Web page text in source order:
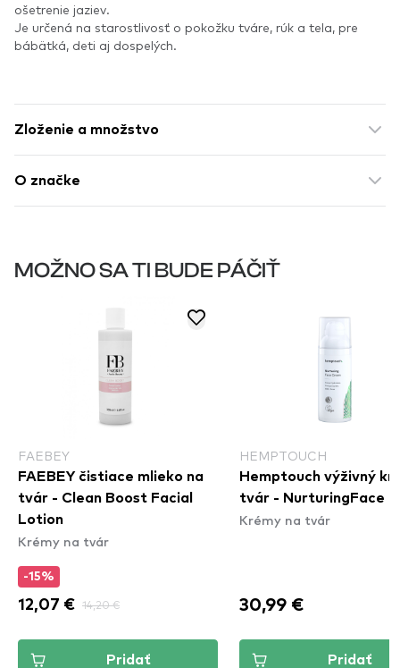
ošetrenie jaziev.
Je určená na starostlivosť o pokožku tváre, rúk a tela, pre
bábätká, deti aj dospelých.
Zloženie a množstvo
O značke
MOŽNO SA TI BUDE PÁČIŤ
FAEBEY
FAEBEY čistiace mlieko na
tvár - Clean Boost Facial
Lotion
Krémy na tvár
-15%
12,07 € 14,20 €
Pridať
HEMPTOUCH
Hemptouch výživný
tvár - NurturingFace
Krémy na tvár
30,99 €
Pridať